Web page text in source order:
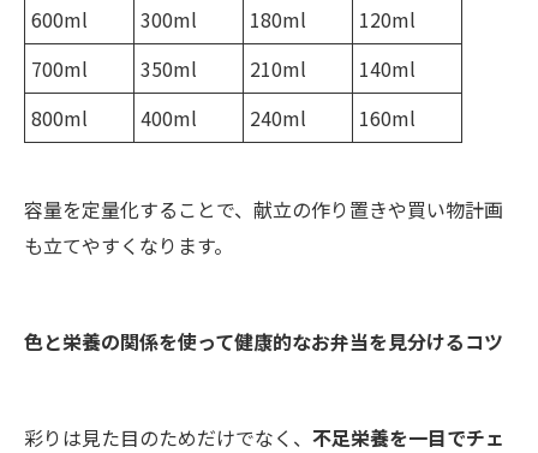
600ml
300ml 180ml
120ml
700ml
350ml 210ml
140ml
800ml
400ml 240ml 160ml
容量を定量化することで、献立の作り置きや買い物計画
も立てやすくなります。
色と栄養の関係を使って健康的なお弁当を見分けるコツ
彩りは見た目のためだけでなく、 不足栄養を一目でチェ